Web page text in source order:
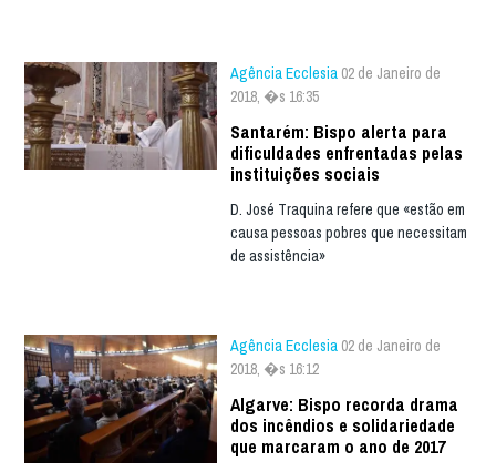
Agência Ecclesia 02 de Janeiro de
2018, �s 16:35
Santarém: Bispo alerta para
dificuldades enfrentadas pelas
instituições sociais
D. José Traquina refere que «estão em
causa pessoas pobres que necessitam
de assistência»
Agência Ecclesia 02 de Janeiro de
2018, �s 16:12
Algarve: Bispo recorda drama
dos incêndios e solidariedade
que marcaram o ano de 2017